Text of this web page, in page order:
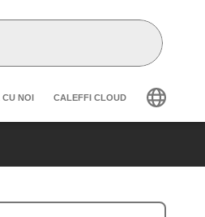
CU NOI CALEFFI CLOUD